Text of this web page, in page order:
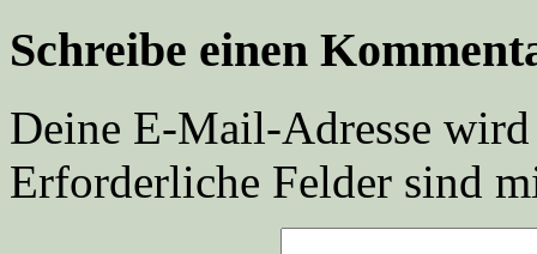
Schreibe einen
Deine E-Mail-Adresse
Erforderliche Felder sind